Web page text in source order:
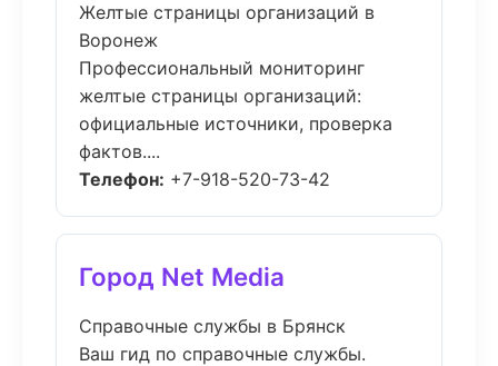
Желтые страницы организаций в
Воронеж
Профессиональный мониторинг
желтые страницы организаций:
официальные источники, проверка
фактов....
Телефон: +7-918-520-73-42
Город Net Media
Справочные службы в Брянск
Ваш гид по справочные службы.